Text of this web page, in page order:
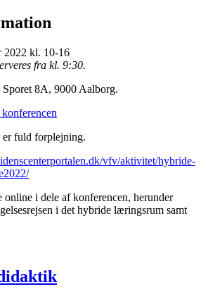
2022 kl. 10-16
fra kl. 9:30.
8A, 9000 Aalborg.
er fuld forplejning.
vfv/aktivitet/hybride-
online i dele af konferencen, herunder
i det hybride læringsrum samt